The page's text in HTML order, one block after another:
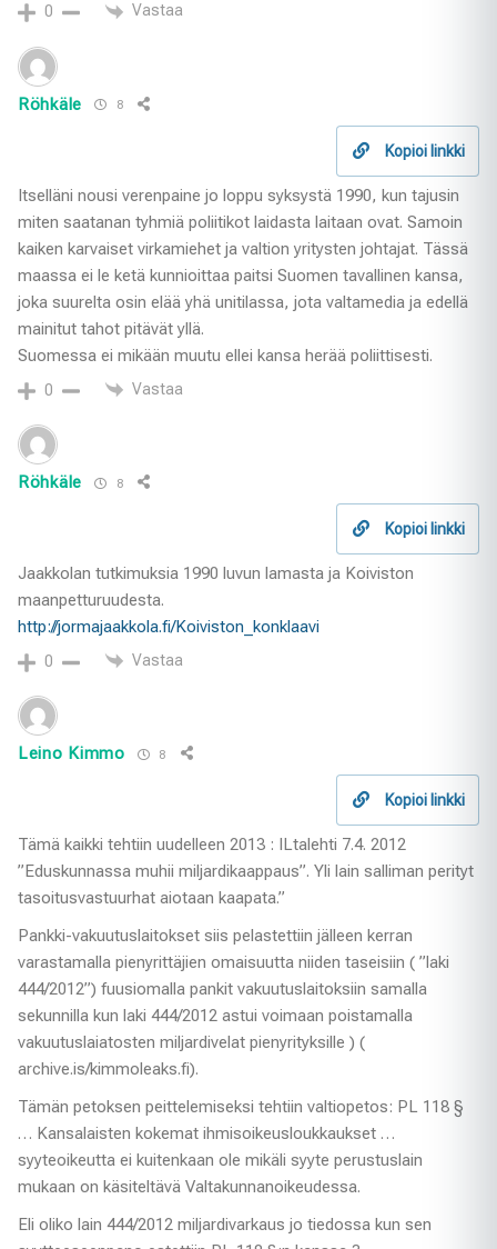
0 Vastaa
Röhkäle 8
Kopioi linkki
Itselläni nousi verenpaine jo loppu syksystä 1990, kun tajusin
miten saatanan tyhmiä poliitikot laidasta laitaan ovat. Samoin
kaiken karvaiset virkamiehet ja valtion yritysten johtajat. Tässä
maassa ei le ketä kunnioittaa paitsi Suomen tavallinen kansa,
joka suurelta osin elää yhä unitilassa, jota valtamedia ja edellä
mainitut tahot pitävät yllä.
Suomessa ei mikään muutu ellei kansa herää poliittisesti.
0 Vastaa
Röhkäle 8
Kopioi linkki
Jaakkolan tutkimuksia 1990 luvun lamasta ja Koiviston
maanpetturuudesta.
http://jormajaakkola.fi/Koiviston_konklaavi
0 Vastaa
Leino Kimmo 8
Kopioi linkki
Tämä kaikki tehtiin uudelleen 2013 : ILtalehti 7.4. 2012
”Eduskunnassa muhii miljardikaappaus”. Yli lain salliman perityt
tasoitusvastuurhat aiotaan kaapata.”
Pankki-vakuutuslaitokset siis pelastettiin jälleen kerran
varastamalla pienyrittäjien omaisuutta niiden taseisiin ( ”laki
444/2012”) fuusiomalla pankit vakuutuslaitoksiin samalla
sekunnilla kun laki 444/2012 astui voimaan poistamalla
vakuutuslaiatosten miljardivelat pienyrityksille ) (
archive.is/kimmoleaks.fi).
Tämän petoksen peittelemiseksi tehtiin valtiopetos: PL 118 §
… Kansalaisten kokemat ihmisoikeusloukkaukset …
syyteoikeutta ei kuitenkaan ole mikäli syyte perustuslain
mukaan on käsiteltävä Valtakunnanoikeudessa.
Eli oliko lain 444/2012 miljardivarkaus jo tiedossa kun sen